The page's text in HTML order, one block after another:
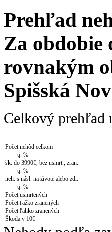
Prehľad
Za obdobie
rovnakým
Spišská
Celkový prehľad
Počet nehôd celkom
tj. %
šk. do 3990€, bez usmrt., zran.
tj. %
neh. s násl. na živote alebo zdr.
tj. %
Počet usmrtených
Počet ťažko zranených
Počet ľahko zranených
Škoda v 10€